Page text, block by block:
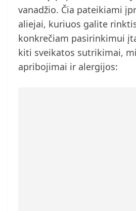
vanadžio. Čia pateikiami
aliejai, kuriuos galite
konkrečiam pasirinkimui
kiti sveikatos sutrikimai,
apribojimai ir alergijos: